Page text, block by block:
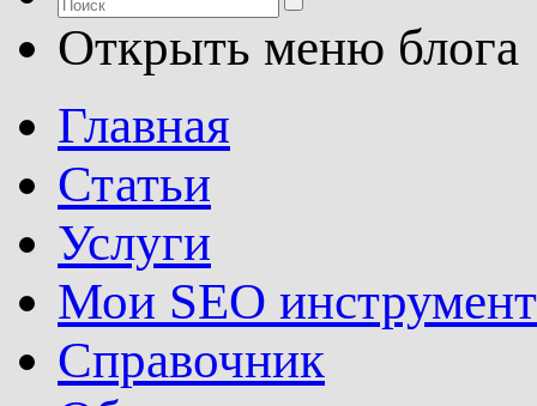
Открыть меню блога
Главная
Статьи
Услуги
Мои SEO
Справочник